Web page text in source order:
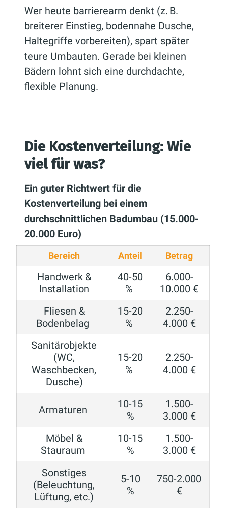
Wer heute barrierearm denkt (z. B.
breiterer Einstieg, bodennahe Dusche,
Haltegriffe vorbereiten), spart später
teure Umbauten. Gerade bei kleinen
Bädern lohnt sich eine durchdachte,
flexible Planung.
Die Kostenverteilung: Wie
viel für was?
Ein guter Richtwert für die
Kostenverteilung bei einem
durchschnittlichen Badumbau (15.000-
20.000 Euro)
Bereich Anteil Betrag
Handwerk &
Installation
40-50
%
6.000-
10.000 €
Fliesen &
Bodenbelag
15-20
%
2.250-
4.000 €
Sanitärobjekte
(WC,
Waschbecken,
Dusche)
15-20
%
2.250-
4.000 €
Armaturen
10-15
%
1.500-
3.000 €
Möbel &
Stauraum
10-15
%
1.500-
3.000 €
Sonstiges
(Beleuchtung,
Lüftung, etc.)
5-10
%
750-2.000
€